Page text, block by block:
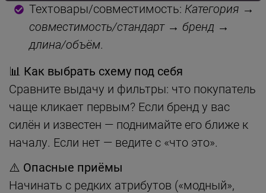
Техтовары/совместимость: Категория →
совместимость/стандарт→ бренд →
длина/объём.
📊 Как выбрать схему под себя
Сравните выдачу и фильтры: что покупатель
чаще кликает первым? Если бренд у вас
силён и известен — поднимайте его ближе к
началу. Если нет — ведите с «что это».
⚠️ Опасные приёмы
Начинать с редких атрибутов («модный»,